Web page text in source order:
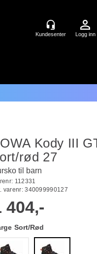
Logg inn
Kody III
rød 27
til barn
112331
varenr:340099990127
404,-
Sort/Rød